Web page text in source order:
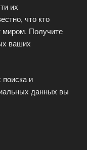
их
что кто
миром. Получите
ваших
и
данных вы